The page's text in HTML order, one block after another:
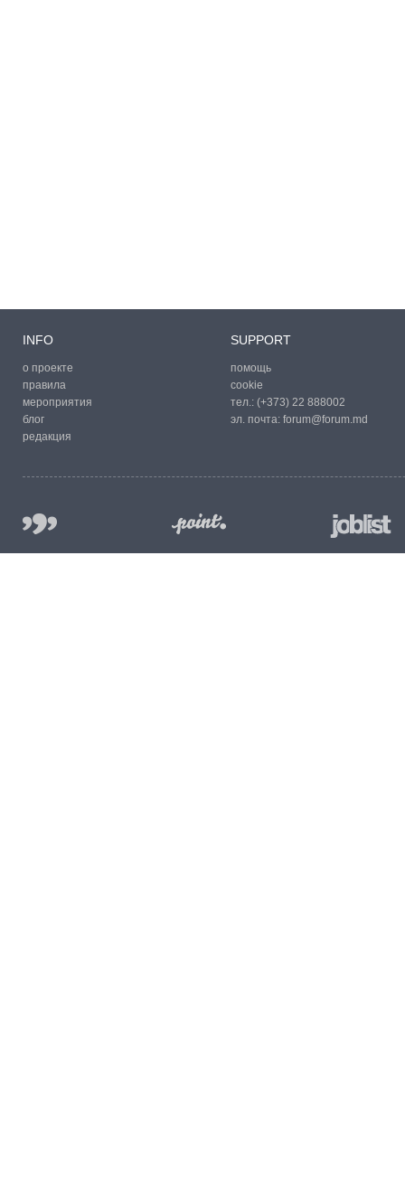
INFO
о проекте
правила
мероприятия
блог
редакция
SUPPORT
помощь
cookie
тел.: (+373) 22 888002
эл. почта: forum@forum.md